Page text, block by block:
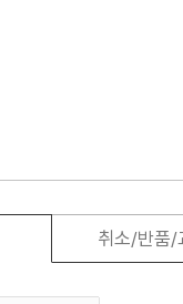
취소/반품/